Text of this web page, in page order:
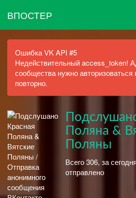
ВПОСТЕР
Ошибка VK API #5
Недействительный access_token!
сообщества нужно авторизоваться
повторно.
Поляна &
Поляны
Всего 306, за
отправлено